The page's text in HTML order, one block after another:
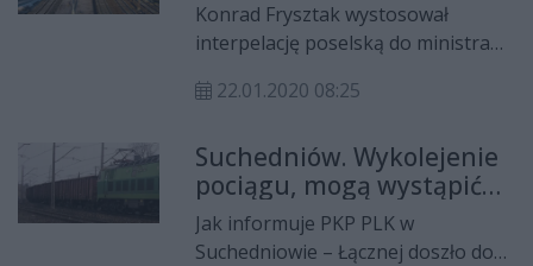
Konrad Frysztak wystosował
interpelację poselską do ministra
Obywatelskiej pyta w niej o budowę
nazwie Radom-Wschód. Według
wcześniejszych zapowiedzi
inwestycja ma rozpocząć się w tym
roku.
22.01.2020 08:25
Suchedniów. Wykolejenie
pociągu, mogą wystąpić
opóźnienia
Jak informuje PKP PLK w
Suchedniowie – Łącznej doszło do